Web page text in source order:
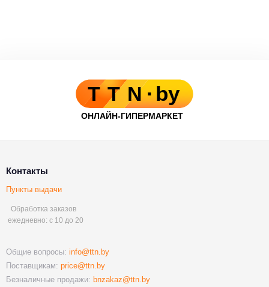
Контакты
Пункты выдачи
Обработка заказов
ежедневно: с 10 до 20
Общие вопросы: info@ttn.by
Поставщикам: price@ttn.by
Безналичные продажи: bnzakaz@ttn.by